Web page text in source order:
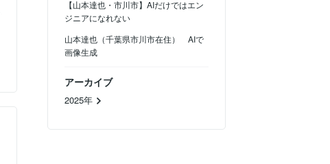
【山本達也・市川市】AIだけではエン
ジニアになれない
山本達也（千葉県市川市在住） AIで
画像生成
アーカイブ
2025年